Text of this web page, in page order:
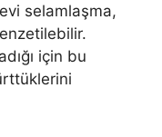
selamlaşma,
için bu